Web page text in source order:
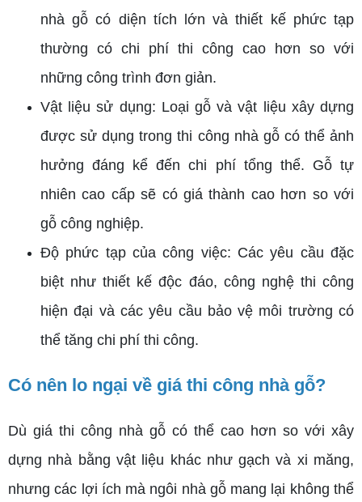
nhà gỗ có diện tích lớn và thiết kế phức tạp
thường có chi phí thi công cao hơn so với
những công trình đơn giản.
Vật liệu sử dụng: Loại gỗ và vật liệu xây dựng
được sử dụng trong thi công nhà gỗ có thể ảnh
hưởng đáng kể đến chi phí tổng thể. Gỗ tự
nhiên cao cấp sẽ có giá thành cao hơn so với
gỗ công nghiệp.
Độ phức tạp của công việc: Các yêu cầu đặc
biệt như thiết kế độc đáo, công nghệ thi công
hiện đại và các yêu cầu bảo vệ môi trường có
thể tăng chi phí thi công.
Có nên lo ngại về giá thi công nhà gỗ?
Dù giá thi công nhà gỗ có thể cao hơn so với xây
dựng nhà bằng vật liệu khác như gạch và xi măng,
nhưng các lợi ích mà ngôi nhà gỗ mang lại không thể